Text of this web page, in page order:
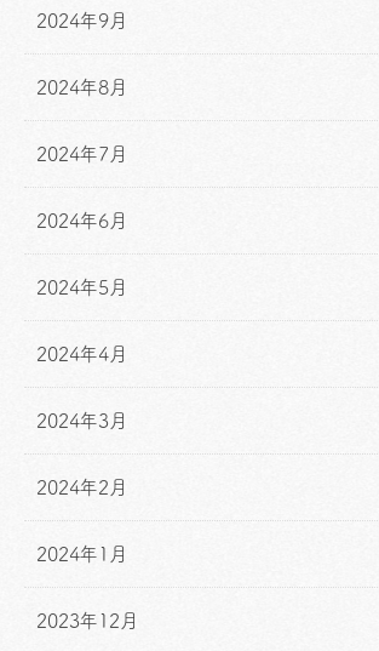
2024年9月
2024年8月
2024年7月
2024年6月
2024年5月
2024年4月
2024年3月
2024年2月
2024年1月
2023年12月